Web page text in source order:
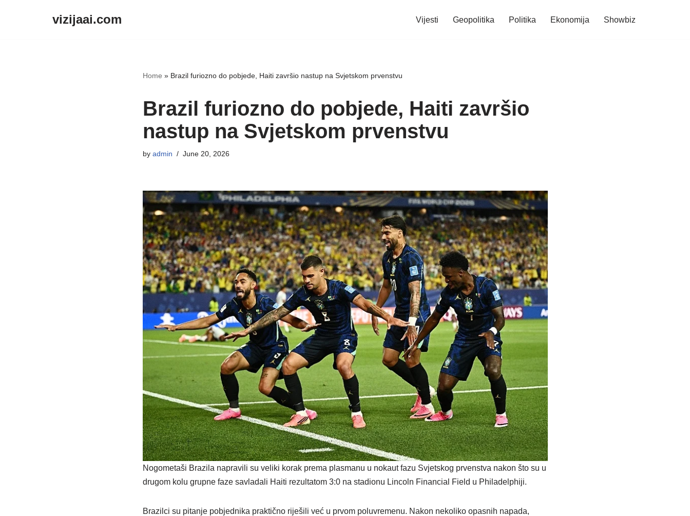
vizijaai.com Vijesti Geopolitika Politika Ekonomija Showbiz
Home » Brazil furiozno do pobjede, Haiti završio nastup na Svjetskom prvenstvu
Brazil furiozno do pobjede, Haiti završio
nastup na Svjetskom prvenstvu
by admin June 20, 2026
Nogometaši Brazila napravili su veliki korak prema plasmanu u nokaut fazu Svjetskog prvenstva nakon što su u
drugom kolu grupne faze savladali Haiti rezultatom 3:0 na stadionu Lincoln Financial Field u Philadelphiji.
Brazilci su pitanje pobjednika praktično riješili već u prvom poluvremenu. Nakon nekoliko opasnih napada,